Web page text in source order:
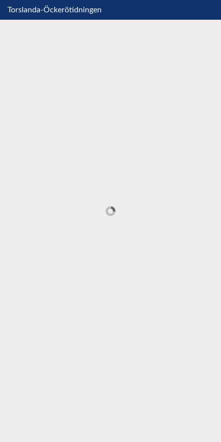
Torslanda-Öckerötidningen